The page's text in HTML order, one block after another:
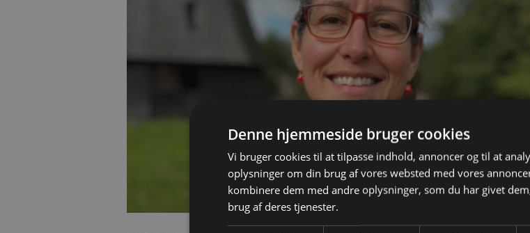
Denne hjemmeside bruger cookies
Vi bruger cookies til at tilpasse indhold, annoncer og til at
oplysninger om din brug af vores websted med vores
kombinere dem med andre oplysninger, som du har givet
brug af deres tjenester.